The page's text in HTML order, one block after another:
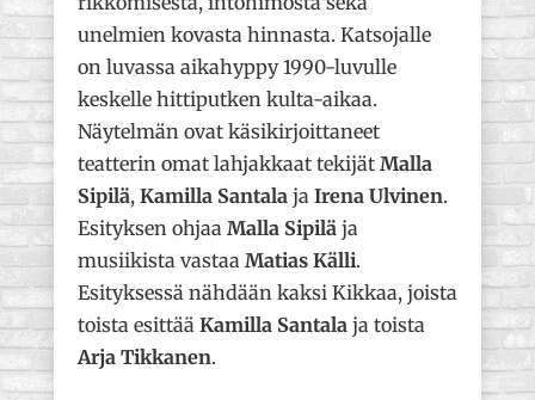
unelmien kovasta hinnasta. Katsojalle
on luvassa aikahyppy 1990-luvulle
keskelle hittiputken kulta-aikaa.
Näytelmän ovat käsikirjoittaneet
teatterin omat lahjakkaat tekijät Malla
Sipilä, Kamilla Santalaja Irena Ulvinen.
Esityksen ohjaa Malla Sipiläja
musiikista vastaa Matias Källi.
Esityksessä nähdään kaksi Kikkaa, joista
toista esittää Kamilla Santalaja toista
Arja Tikkanen.